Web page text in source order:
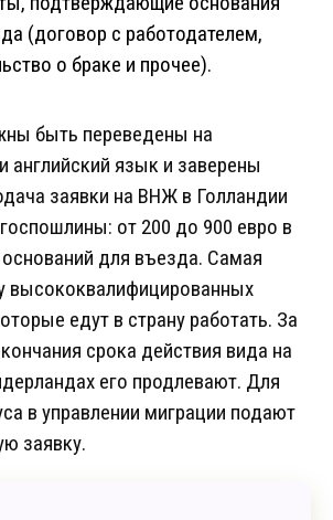
(договор с работодателем,
о браке и прочее).
быть переведены на
английский язык и заверены
заявки на ВНЖ в Голландии
от 200 до 900 евро в
для въезда. Самая
высококвалифицированных
едут в страну работать. За
срока действия вида на
его продлевают. Для
в управлении миграции подают
заявку.